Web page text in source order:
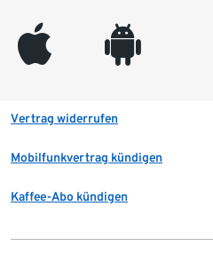
appleinc android
Vertrag widerrufen
Mobilfunkvertrag kündigen
Kaffee-Abo kündigen